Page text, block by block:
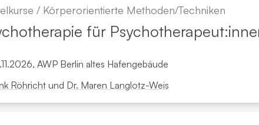
/ Körper­orientierte Methoden/Techniken
für
AWP Berlin altes Hafengebäude
Röhricht und Dr. Maren Langlotz-Weis